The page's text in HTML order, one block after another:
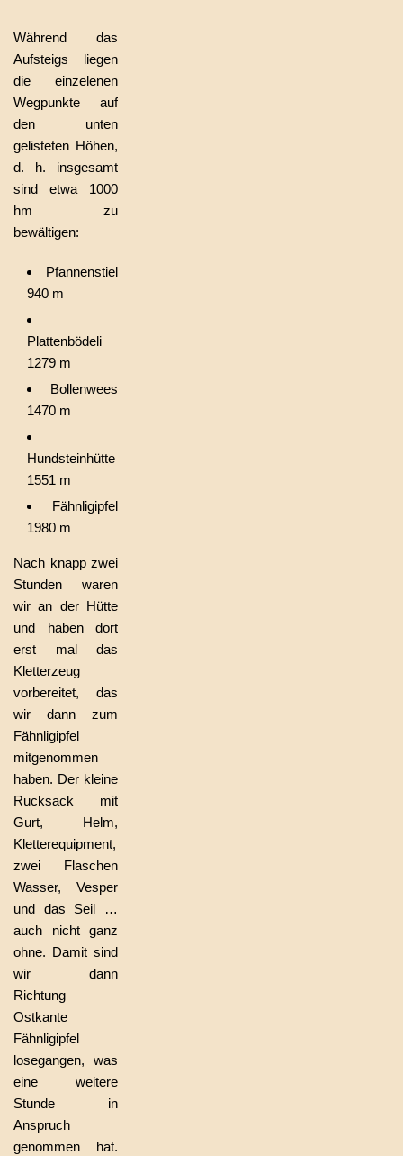
Während das
Aufsteigs liegen
die einzelenen
Wegpunkte auf
den unten
gelisteten Höhen,
d. h. insgesamt
sind etwa 1000
hm zu
bewältigen:
Pfannenstiel
940 m
Plattenbödeli
1279 m
Bollenwees
1470 m
Hundsteinhütte
1551 m
Fähnligipfel
1980 m
Nach knapp zwei
Stunden waren
wir an der Hütte
und haben dort
erst mal das
Kletterzeug
vorbereitet, das
wir dann zum
Fähnligipfel
mitgenommen
haben. Der kleine
Rucksack mit
Gurt, Helm,
Kletterequipment,
zwei Flaschen
Wasser, Vesper
und das Seil …
auch nicht ganz
ohne. Damit sind
wir dann
Richtung
Ostkante
Fähnligipfel
losegangen, was
eine weitere
Stunde in
Anspruch
genommen hat.